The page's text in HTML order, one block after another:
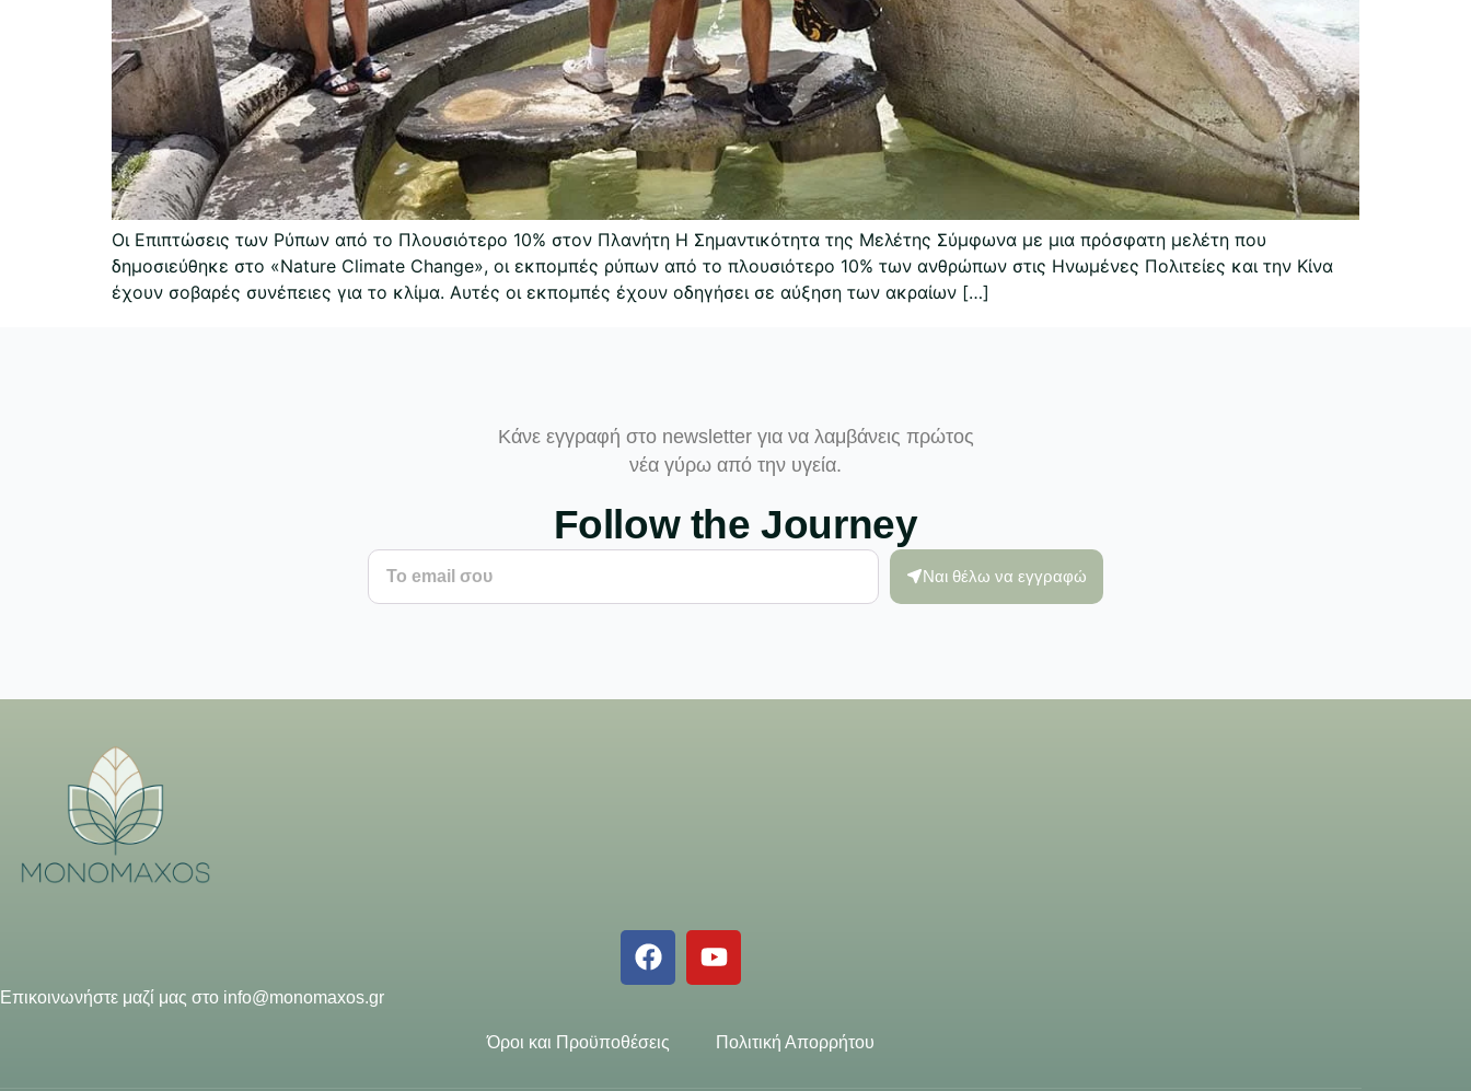
Οι Επιπτώσεις των Ρύπων από το Πλουσιότερο 10% στον Πλανήτη Η Σημαντικότητα της Μελέτης Σύμφωνα με μια πρόσφατη μελέτη που
δημοσιεύθηκε στο «Nature Climate Change», οι εκπομπές ρύπων από το πλουσιότερο 10% των ανθρώπων στις Ηνωμένες Πολιτείες και την Κίνα
έχουν σοβαρές συνέπειες για το κλίμα. Αυτές οι εκπομπές έχουν οδηγήσει σε αύξηση των ακραίων […]
Κάνε εγγραφή στο newsletter για να λαμβάνεις πρώτος
νέα γύρω από την υγεία.
Follow the Journey
Ναι θέλω να εγγραφώ
Επικοινωνήστε μαζί μας στο info@monomaxos.gr
Όροι και Προϋποθέσεις Πολιτική Απορρήτου